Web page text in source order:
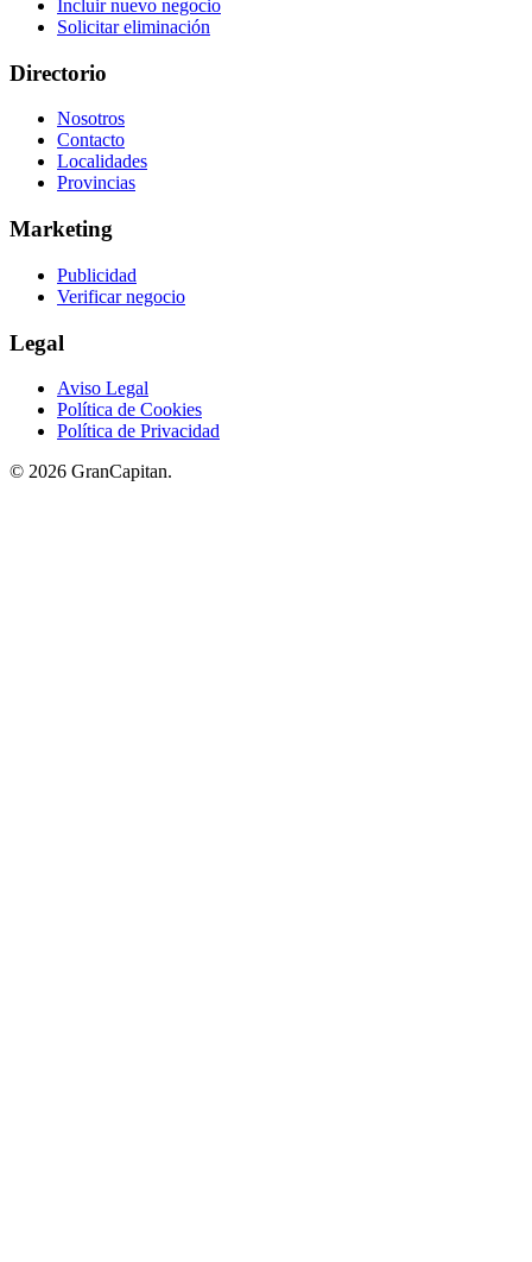
Incluir nuevo negocio
Solicitar eliminación
Directorio
Nosotros
Contacto
Localidades
Provincias
Marketing
Publicidad
Verificar negocio
Legal
Aviso Legal
Política de Cookies
Política de Privacidad
© 2026 GranCapitan.